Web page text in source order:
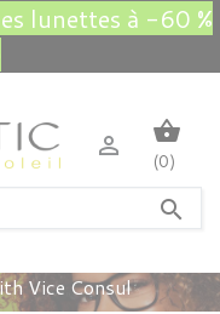
lunettes à -60 %

 shopping_basket
(0)
Vice Consul